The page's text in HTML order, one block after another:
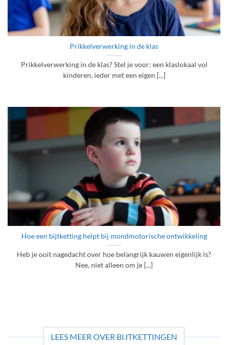
Prikkelverwerking in de klas
Prikkelverwerking in de klas? Stel je voor: een klaslokaal vol
kinderen, ieder met een eigen [...]
Hoe een bijtketting helpt bij mondmotorische ontwikkeling
Heb je ooit nagedacht over hoe belangrijk kauwen eigenlijk is?
Nee, niet alleen om je [...]
LEES MEER OVER BIJTKETTINGEN